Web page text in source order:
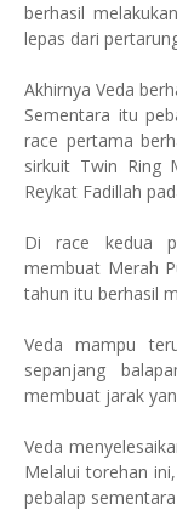
berhasil
lepas dari
Akhirnya Veda
Sementara itu
race pertama
sirkuit Twin Ring
Reykat Fadillah
Di race kedua
membuat Merah
tahun itu berhasil
Veda mampu
sepanjang
membuat jarak
Veda
Melalui torehan
pebalap